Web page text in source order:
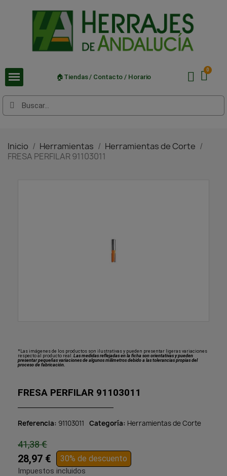
🏠Tiendas / Contacto / Horario
Inicio Herramientas
Herramientas de Corte
FRESA PERFILAR 91103011
*Las imágenes de los productos son ilustrativas y pueden presentar ligeras variaciones
respecto al producto real. Las medidas reflejadas en la ficha son orientativas y pueden
presentar pequeñas variaciones de algunos milímetros debido a las tolerancias propias del
proceso de fabricación.
FRESA PERFILAR 91103011
Referencia 91103011 Categoría Herramientas de Corte
41,38 €
28,97 € 30% de descuento
Impuestos incluidos